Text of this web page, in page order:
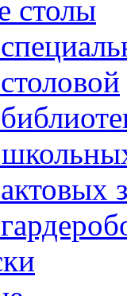
столы